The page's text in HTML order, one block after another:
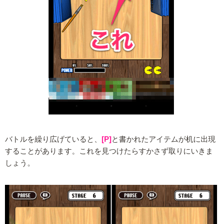
バトルを繰り広げていると、 [P]と書かれたアイテムが机に出現
することがあります。これを見つけたらすかさず取りにいきま
しょう。